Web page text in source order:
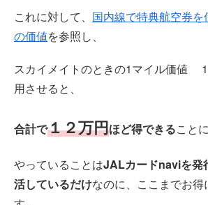
これに対して、 国内線で特典航空券
の価値を参照し、
スカイメイトのときの1マイル価値
用させると、
合計で１２万円ほど得できること
やっていることはJALカードnaviを発
活しているだけなのに、ここまでお